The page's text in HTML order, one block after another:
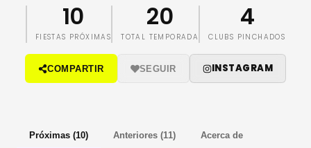
10
FIESTAS PRÓXIMAS
20
TOTAL TEMPORADA
4
CLUBS PINCHADOS
COMPARTIR SEGUIR INSTAGRAM
Próximas (10) Anteriores (11) Acerca de